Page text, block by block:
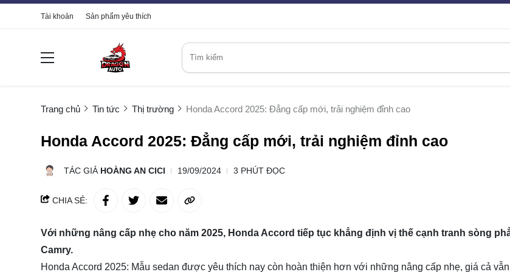
Tài khoản Sản phẩm yêu thích
Trang chủ Tin tức Thị trường Honda Accord 2025: Đẳng cấp mới, trải nghiệm đỉnh cao
Honda Accord 2025: Đẳng cấp mới, trải nghiệm đỉnh cao
TÁC GIẢ HOÀNG AN CICI 19/09/2024 3 PHÚT ĐỌC
CHIA SẺ:
Với những nâng cấp nhẹ cho năm 2025, Honda Accord tiếp tục khẳng định vị thế cạnh tranh sòng
Camry.
Honda Accord 2025: Mẫu sedan được yêu thích nay còn hoàn thiện hơn với những nâng cấp nhẹ, giá cả